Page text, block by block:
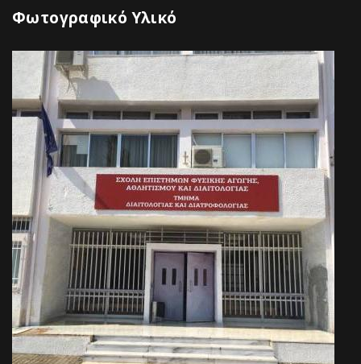
Φωτογραφικό Υλικό